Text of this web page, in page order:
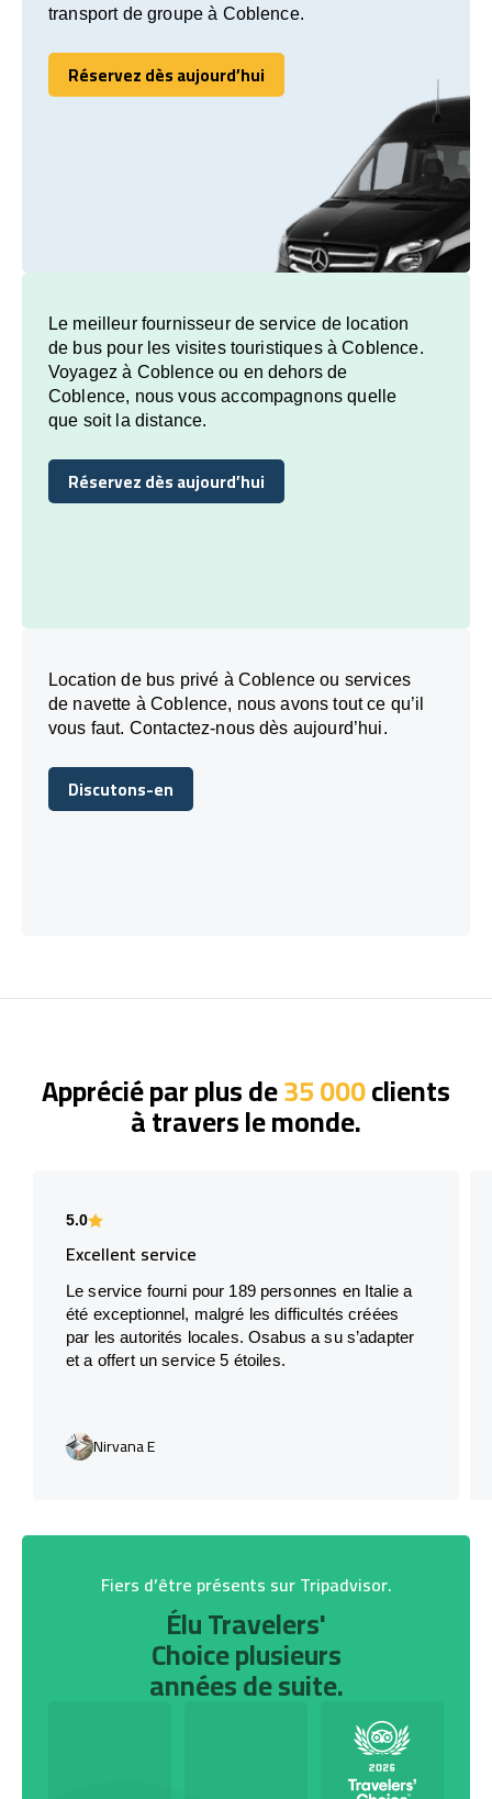
transport de groupe à Coblence.
Réservez dès aujourd’hui
Réservez dès aujourd’hui
Le meilleur fournisseur de service de location
de bus pour les visites touristiques à Coblence.
Voyagez à Coblence ou en dehors de
Coblence, nous vous accompagnons quelle
que soit la distance.
Réservez dès aujourd’hui
Réservez dès aujourd’hui
Location de bus privé à Coblence ou services
de navette à Coblence, nous avons tout ce qu’il
vous faut. Contactez-nous dès aujourd’hui.
Discutons-en
Discutons-en
Apprécié par plus de35 000clients
à travers le monde.
5.0
Excellent service
Le service fourni pour 189 personnes en Italie a
été exceptionnel, malgré les difficultés créées
par les autorités locales. Osabus a su s’adapter
et a offert un service 5 étoiles.
Nirvana E
Fiers d’être présents sur Tripadvisor.
Élu Travelers'
Choice plusieurs
années de suite.